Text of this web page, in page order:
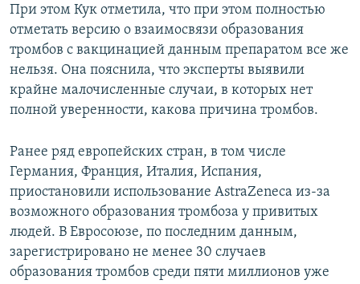
При этом Кук отметила, что при этом полностью
отметать версию о взаимосвязи образования
тромбов с вакцинацией данным препаратом все же
нельзя. Она пояснила, что эксперты выявили
крайне малочисленные случаи, в которых нет
полной уверенности, какова причина тромбов.
Ранее ряд европейских стран, в том числе
Германия, Франция, Италия, Испания,
приостановили использование AstraZeneca из-за
возможного образования тромбоза у привитых
людей. В Евросоюзе, по последним данным,
зарегистрировано не менее 30 случаев
образования тромбов среди пяти миллионов уже